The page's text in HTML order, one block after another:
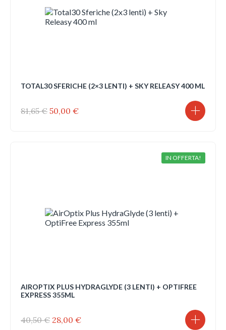
TOTAL30 SFERICHE (2×3 LENTI) + SKY RELEASY 400 ML
81,65€ Il
50,00 €Il
IN OFFERTA!
AIROPTIX PLUS HYDRAGLYDE (3 LENTI) + OPTIFREE
EXPRESS 355ML
40,50€ Il
28,00 €Il